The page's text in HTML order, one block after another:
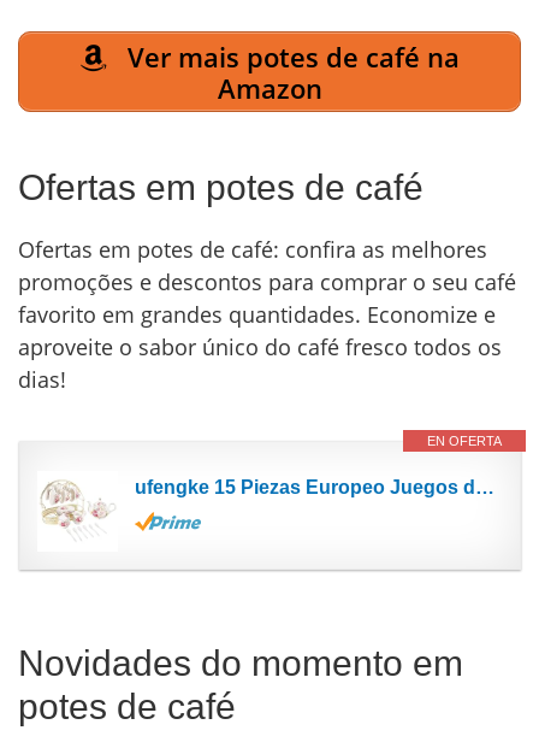
Ver mais potes de café na
Amazon
Ofertas em potes de café
Ofertas em potes de café: confira as melhores
promoções e descontos para comprar o seu café
favorito em grandes quantidades. Economize e
aproveite o sabor único do café fresco todos os
dias!
EN OFERTA
ufengke 15 Piezas Europeo Juegos de Té de Cerámica,Bone China Conjunto de Café,con Soporte de...
Novidades do momento em
potes de café